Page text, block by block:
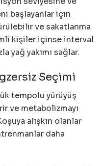
başlayanlar için
ve sakatlanma
kişiler içinse interval
yağ yakımı sağlar.
Seçimi
tempolu yürüyüş
ve metabolizmayı
alışkın olanlar
daha